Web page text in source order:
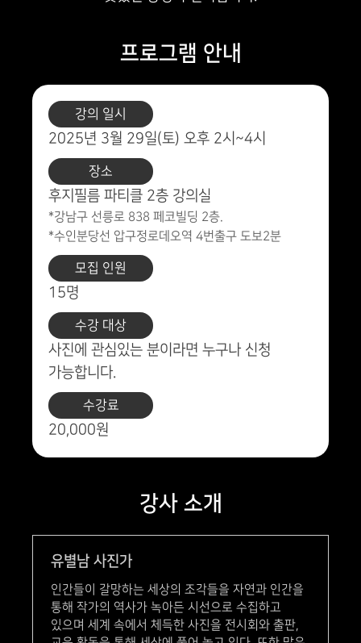
프로그램 안내
강의 일시
2025년 3월 29일(토) 오후 2시~4시
장소
후지필름 파티클 2층 강의실
*강남구 선릉로 838 페코빌딩 2층.
*수인분당선 압구정로데오역 4번출구 도보2분
모집 인원
15명
수강 대상
사진에 관심있는 분이라면 누구나 신청
가능합니다.
수강료
20,000원
강사 소개
유별남 사진가
인간들이 갈망하는 세상의 조각들을 자연과 인간을
통해 작가의 역사가 녹아든 시선으로 수집하고
있으며 세계 속에서 체득한 사진을 전시회와 출판,